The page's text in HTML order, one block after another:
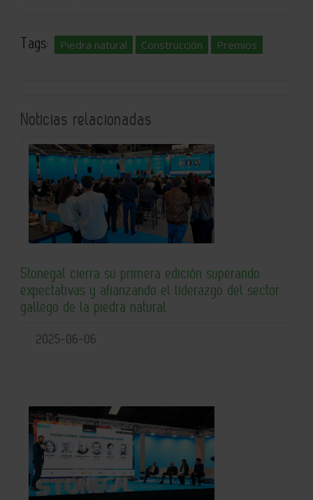
Tags: Piedra natural Construcción Premios
Noticias relacionadas
Stonegal cierra su primera edición superando
expectativas y afianzando el liderazgo del sector
gallego de la piedra natural
2025-06-06